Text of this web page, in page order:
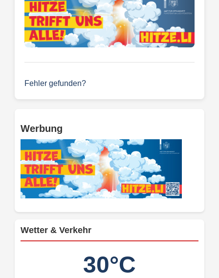
Fehler gefunden?
Werbung
Wetter & Verkehr
30°C